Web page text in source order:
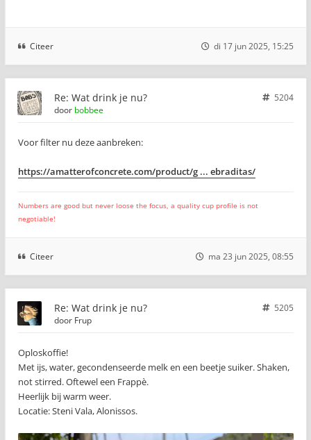
Citeer di 17 jun 2025, 15:25
Re: Wat drink je nu?
5204
door bobbee
Voor filter nu deze aanbreken:
https://amatterofconcrete.com/product/g ... ebraditas/
Numbers are good but never loose the focus, a quality cup profile is not
negotiable!
Citeer ma 23 jun 2025, 08:55
Re: Wat drink je nu?
5205
door Frup
Oploskoffie!
Met ijs, water, gecondenseerde melk en een beetje suiker. Shaken,
not stirred. Oftewel een Frappè.
Heerlijk bij warm weer.
Locatie: Steni Vala, Alonissos.